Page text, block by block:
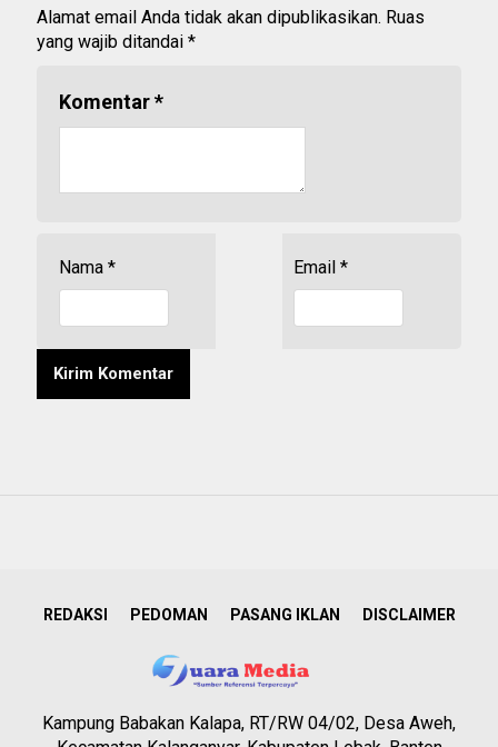
Alamat email Anda tidak akan dipublikasikan. Ruas
yang wajib ditandai *
Komentar*
Nama * Email *
REDAKSI PEDOMAN PASANG IKLAN DISCLAIMER
Kampung Babakan Kalapa, RT/RW 04/02, Desa Aweh,